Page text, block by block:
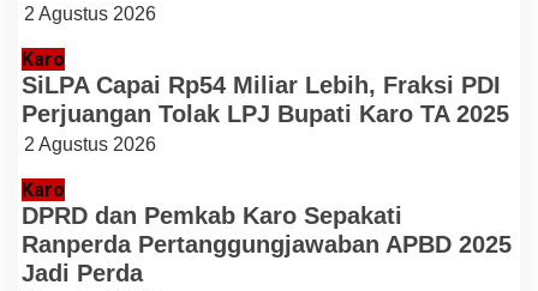
2 Agustus 2026
Karo
SiLPA Capai Rp54 Miliar Lebih, Fraksi PDI
Perjuangan Tolak LPJ Bupati Karo TA 2025
2 Agustus 2026
Karo
DPRD dan Pemkab Karo Sepakati
Ranperda Pertanggungjawaban APBD 2025
Jadi Perda